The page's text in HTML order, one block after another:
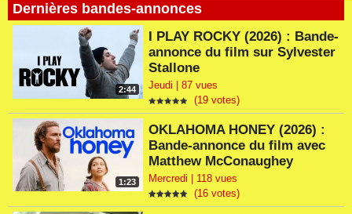
Dernières bandes-annonces
2:44
I PLAY ROCKY (2026) : Bande-
annonce du film sur Sylvester
Stallone
Jeudi | 87 vues
(19 votes)
1:23
OKLAHOMA HONEY (2026) :
Bande-annonce du film avec
Matthew McConaughey
Mercredi | 118 vues
(16 votes)